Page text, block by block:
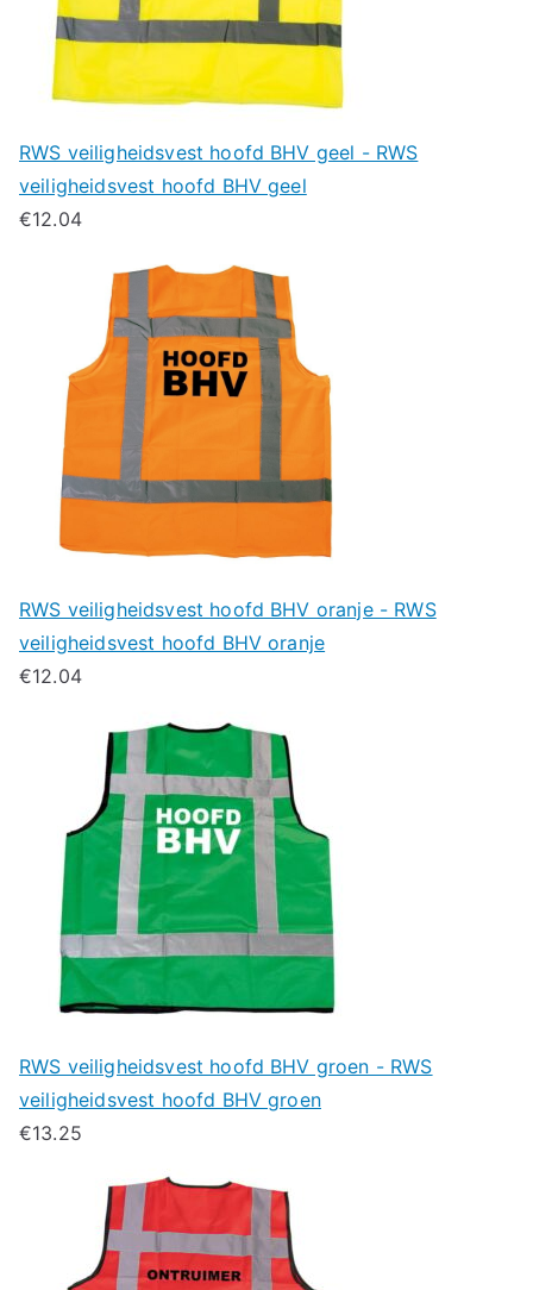
RWS veiligheidsvest hoofd BHV geel - RWS
veiligheidsvest hoofd BHV geel
€12.04
RWS veiligheidsvest hoofd BHV oranje - RWS
veiligheidsvest hoofd BHV oranje
€12.04
RWS veiligheidsvest hoofd BHV groen - RWS
veiligheidsvest hoofd BHV groen
€13.25